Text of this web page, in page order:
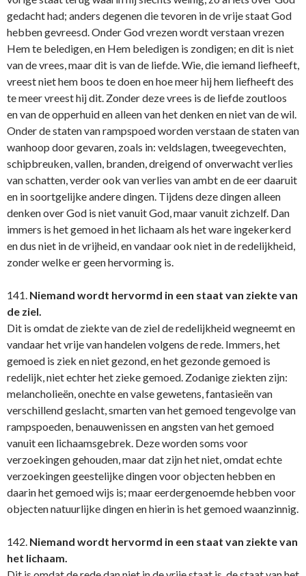
gedacht had; anders degenen die tevoren in de vrije staat God
hebben gevreesd. Onder God vrezen wordt verstaan vrezen
Hem te beledigen, en Hem beledigen is zondigen; en dit is niet
van de vrees, maar dit is van de liefde. Wie, die iemand liefheeft,
vreest niet hem boos te doen en hoe meer hij hem liefheeft des
te meer vreest hij dit. Zonder deze vrees is de liefde zoutloos
en van de opperhuid en alleen van het denken en niet van de wil.
Onder de staten van rampspoed worden verstaan de staten van
wanhoop door gevaren, zoals in: veldslagen, tweegevechten,
schipbreuken, vallen, branden, dreigend of onverwacht verlies
van schatten, verder ook van verlies van ambt en de eer daaruit
en in soortgelijke andere dingen. Tijdens deze dingen alleen
denken over God is niet vanuit God, maar vanuit zichzelf. Dan
immers is het gemoed in het lichaam als het ware ingekerkerd
en dus niet in de vrijheid, en vandaar ook niet in de redelijkheid,
zonder welke er geen hervorming is.
141. Niemand wordt hervormd in een staat van ziekte van
de ziel.
Dit is omdat de ziekte van de ziel de redelijkheid wegneemt en
vandaar het vrije van handelen volgens de rede. Immers, het
gemoed is ziek en niet gezond, en het gezonde gemoed is
redelijk, niet echter het zieke gemoed. Zodanige ziekten zijn:
melancholieën, onechte en valse gewetens, fantasieën van
verschillend geslacht, smarten van het gemoed tengevolge van
rampspoeden, benauwenissen en angsten van het gemoed
vanuit een lichaamsgebrek. Deze worden soms voor
verzoekingen gehouden, maar dat zijn het niet, omdat echte
verzoekingen geestelijke dingen voor objecten hebben en
daarin het gemoed wijs is; maar eerdergenoemde hebben voor
objecten natuurlijke dingen en hierin is het gemoed waanzinnig.
142. Niemand wordt hervormd in een staat van ziekte van
het lichaam.